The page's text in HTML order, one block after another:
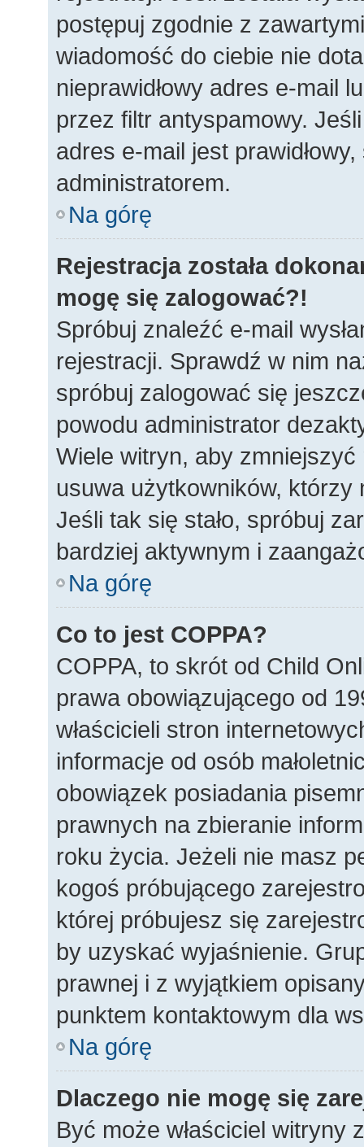
postępuj zgodnie z
wiadomość do ciebie nie
nieprawidłowy adres e-mail
przez filtr antyspamowy.
adres e-mail jest
administratorem.
Na górę
Rejestracja została
mogę się zalogować?!
Spróbuj znaleźć e-mail
rejestracji. Sprawdź w nim
spróbuj zalogować się
powodu administrator
Wiele witryn, aby
usuwa użytkowników, którzy
Jeśli tak się stało, spróbuj
bardziej aktywnym i
Na górę
Co to jest COPPA?
COPPA, to skrót od Child
prawa obowiązującego od
właścicieli stron
informacje od osób
obowiązek posiadania
prawnych na zbieranie
roku życia. Jeżeli nie masz
kogoś próbującego
której próbujesz się
by uzyskać wyjaśnienie.
prawnej i z wyjątkiem
punktem kontaktowym dla
Na górę
Dlaczego nie mogę się
Być może właściciel witryny